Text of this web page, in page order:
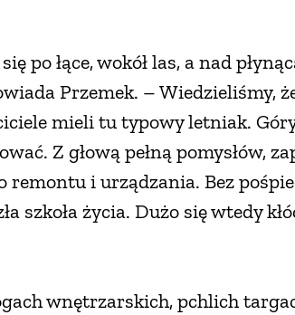
po łące, wokół las, a nad
Przemek. – Wiedzieliśmy,
mieli tu typowy letniak.
Z głową pełną pomysłów,
remontu i urządzania. Bez
szkoła życia. Dużo się wtedy
wnętrzarskich, pchlich